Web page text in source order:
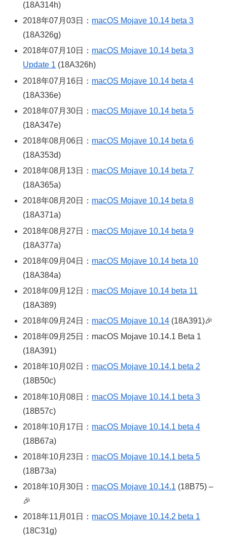
(18A314h)
2018年07月03日： macOS Mojave 10.14 beta 3
(18A326g)
2018年07月10日： macOS Mojave 10.14 beta 3
Update 1 (18A326h)
2018年07月16日： macOS Mojave 10.14 beta 4
(18A336e)
2018年07月30日： macOS Mojave 10.14 beta 5
(18A347e)
2018年08月06日： macOS Mojave 10.14 beta 6
(18A353d)
2018年08月13日： macOS Mojave 10.14 beta 7
(18A365a)
2018年08月20日： macOS Mojave 10.14 beta 8
(18A371a)
2018年08月27日： macOS Mojave 10.14 beta 9
(18A377a)
2018年09月04日： macOS Mojave 10.14 beta 10
(18A384a)
2018年09月12日： macOS Mojave 10.14 beta 11
(18A389)
2018年09月24日： macOS Mojave 10.14 (18A391)🎉
2018年09月25日：macOS Mojave 10.14.1 Beta 1
(18A391)
2018年10月02日： macOS Mojave 10.14.1 beta 2
(18B50c)
2018年10月08日： macOS Mojave 10.14.1 beta 3
(18B57c)
2018年10月17日： macOS Mojave 10.14.1 beta 4
(18B67a)
2018年10月23日： macOS Mojave 10.14.1 beta 5
(18B73a)
2018年10月30日： macOS Mojave 10.14.1 (18B75) –
🎉
2018年11月01日： macOS Mojave 10.14.2 beta 1
(18C31g)